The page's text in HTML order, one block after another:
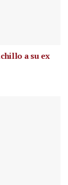
a su ex